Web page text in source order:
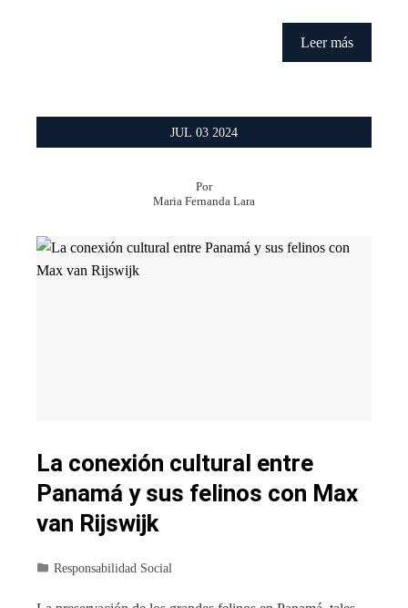
Leer más
JUL 03 2024
Por
Maria Fernanda Lara
La conexión cultural entre
Panamá y sus felinos con Max
van Rijswijk
Responsabilidad Social